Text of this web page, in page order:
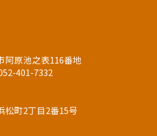
阿原池之表116番地
401-7332
松町2丁目2番15号